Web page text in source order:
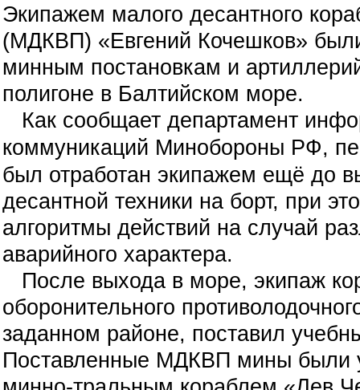
Экипажем малого десантного
(МДКВП) «Евгений Кочешков»
минным постановкам и
полигоне в Балтийском море.
Как сообщает департамент
коммуникаций Минобороны РФ, п
был отработан экипажем ещё до
десантной техники на борт, при
алгоритмы действий на случай
аварийного характера.
После выхода в море, экипаж
оборонительного
заданном районе, поставил
Поставленные МДКВП мины были